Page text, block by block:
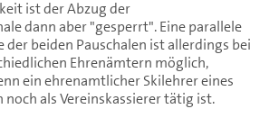
ist der Abzug der
dann aber "gesperrt". Eine parallele
der beiden Pauschalen ist allerdings bei
Ehrenämtern möglich,
ein ehrenamtlicher Skilehrer eines
noch als Vereinskassierer tätig ist.